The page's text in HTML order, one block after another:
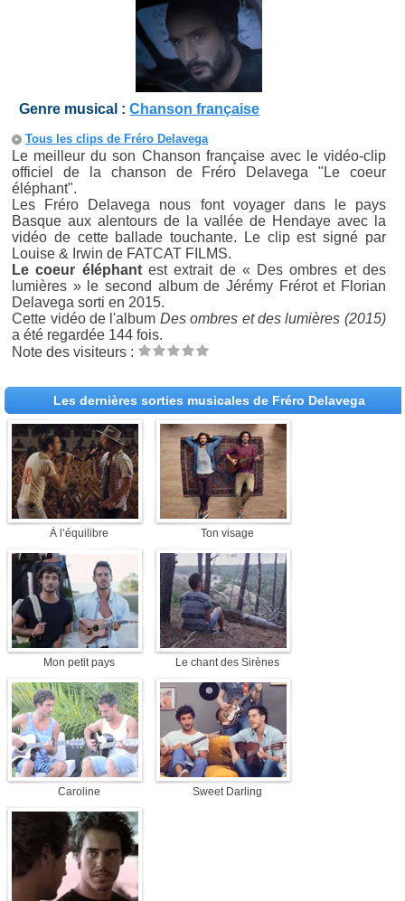
Genre musical :Chanson française
Tous les clips de Fréro Delavega
Le meilleur du son Chanson française avec le vidéo-clip
officiel de la chanson de Fréro Delavega "Le coeur
éléphant".
Les Fréro Delavega nous font voyager dans le pays
Basque aux alentours de la vallée de Hendaye avec la
vidéo de cette ballade touchante. Le clip est signé par
Louise & Irwin de FATCAT FILMS.
Le coeur éléphantest extrait de « Des ombres et des
lumières » le second album de Jérémy Frérot et Florian
Delavega sorti en 2015.
Cette vidéo de l'album Des ombres et des lumières (2015)
a été regardée 144 fois.
Note des visiteurs :
Les dernières sorties musicales de Fréro Delavega
À l’équilibre Ton visage
Mon petit pays Le chant des Sirènes
Caroline Sweet Darling